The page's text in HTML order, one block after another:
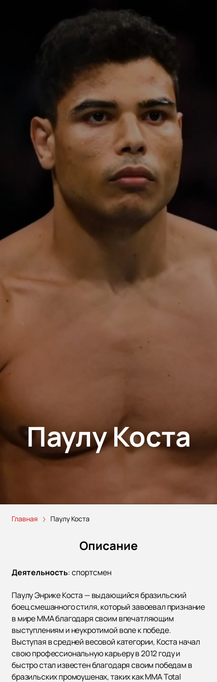
Паулу Коста
Главная Паулу Коста
Описание
Деятельность:спортсмен
Паулу Энрике Коста — выдающийся бразильский
боец смешанного стиля, который завоевал признание
в мире MMA благодаря своим впечатляющим
выступлениям и неукротимой воле к победе.
Выступая в средней весовой категории, Коста начал
свою профессиональную карьеру в 2012 году и
быстро стал известен благодаря своим победам в
бразильских промоушенах, таких как MMA Total